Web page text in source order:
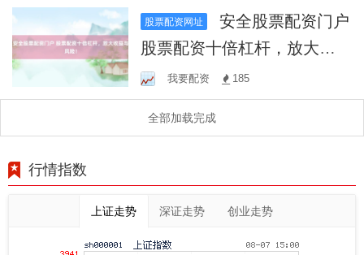
股票配资网址
安全股票配资门户
股票配资十倍杠杆，放大收
益与风险！
我要配资 185
全部加载完成
行情指数
上证走势 深证走势 创业走势